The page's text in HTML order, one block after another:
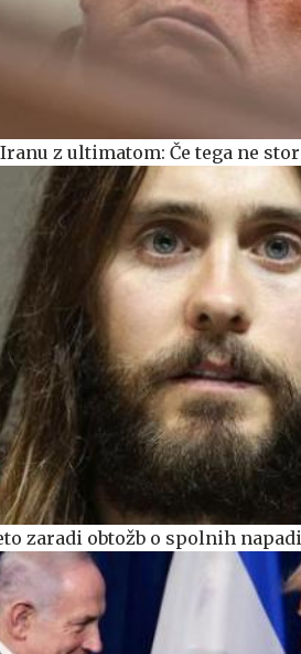
z ultimatom: Če tega ne
zaradi obtožb o spolnih